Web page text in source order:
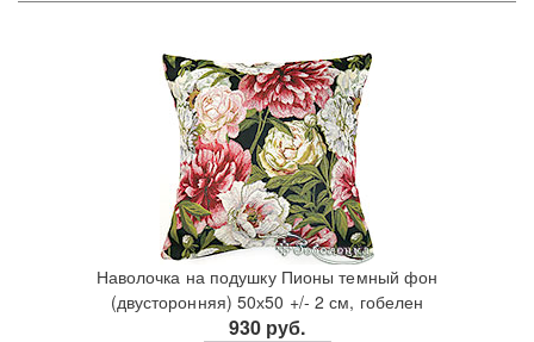
Наволочка на подушку Пионы темный фон
(двусторонняя) 50х50 +/- 2 см, гобелен
930 руб.